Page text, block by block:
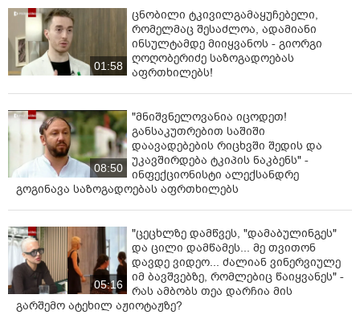
01:58
ცნობილი ტკივილგამაყუჩებელი,
რომელმაც შესაძლოა, ადამიანი
ინსულტამდე მიიყვანოს - გიორგი
ღოღობერიძე საზოგადოებას
აფრთხილებს!
08:50
"მნიშვნელოვანია იცოდეთ!
განსაკუთრებით საშიში
დაავადებების რიცხვში შედის და
უკავშირდება ტკიპის ნაკბენს" -
ინფექციონისტი ალექსანდრე
გოგინავა საზოგადოებას აფრთხილებს
05:16
"ცეცხლზე დამწვეს, "დამაბულინგეს"
და ცილი დამწამეს... მე თვითონ
დავდე ვიდეო... ძალიან ვინერვიულე
იმ ბავშვებზე, რომლებიც წაიყვანეს" -
რას ამბობს თეა დარჩია მის
გარშემო ატეხილ აჟიოტაჟზე?